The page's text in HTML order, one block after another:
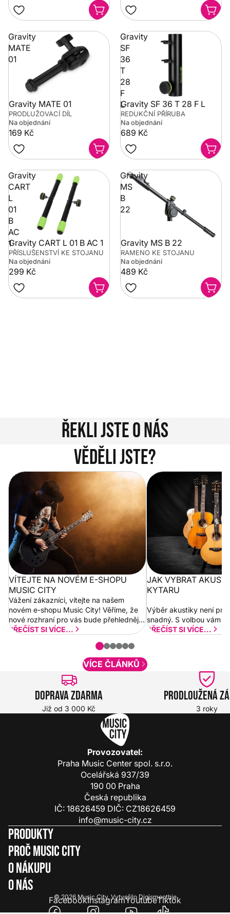
Gravity
MATE
01
Gravity MATE 01
PRODLUŽOVACÍ DÍL
Na objednání
169 Kč
Gravity
SF
36
T
28
F
L
Gravity SF 36 T 28 F L
REDUKČNÍ PŘÍRUBA
Na objednání
689 Kč
Gravity
CART
L
01
B
AC
1Gravity CART L 01 B AC 1
PŘÍSLUŠENSTVÍ KE STOJANU
Na objednání
299 Kč
Gravity
MS
B
22
Gravity MS B 22
RAMENO KE STOJANU
Na objednání
489 Kč
Řekli jste o nás
Věděli jste?
Vítejte na novém e-shopu Music
City
VÍTEJTE NA NOVÉM E-SHOPU
MUSIC CITY
Vážení zákazníci, vítejte na našem
novém e-shopu Music City! Věříme, že
nové rozhraní pro vás bude přehlednější
a rychlejší. Postupně budeme přidávat
PŘEČÍST SI VÍCE...
Jak vybrat
JAK VYBRAT
KYTARU
Výběr akustiky není pro
snadný. S volbou vám
PŘEČÍST SI VÍCE...
VÍCE ČLÁNKŮ
Doprava zdarma
Již od 3 000 Kč
Prodloužená
3 roky
Provozovatel:
Praha Music Center spol. s.r.o.
Ocelářská 937/39
190 00 Praha
Česká republika
IČ: 18626459 DIČ: CZ18626459
info@music-city.cz
Produkty
Proč Music City
O nákupu
O nás
© 2026 Music City. Vytvořilo Digismoothie
FacebookInstagramYoutubeTiktok